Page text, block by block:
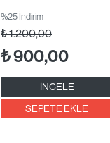
%25 İndirim
₺1.200,00
₺900,00
İNCELE
SEPETE EKLE